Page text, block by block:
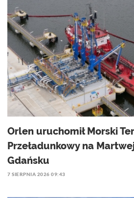
Orlen uruchomił Morski
Przeładunkowy na
Gdańsku
7 SIERPNIA 2026 09:43